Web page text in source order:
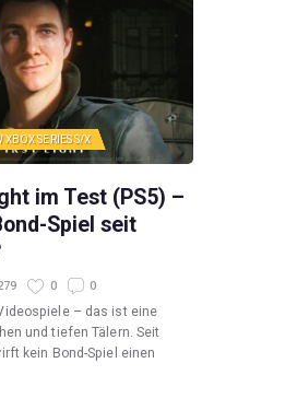
XBOX SERIES S/X
im Test (PS5) –
Spiel seit
0 0
– das ist eine
und tiefen Tälern. Seit
kein Bond-Spiel einen